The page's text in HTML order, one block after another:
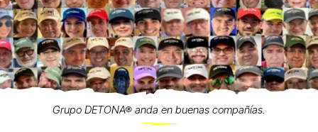
Grupo DETONA® anda en buenas compañías.